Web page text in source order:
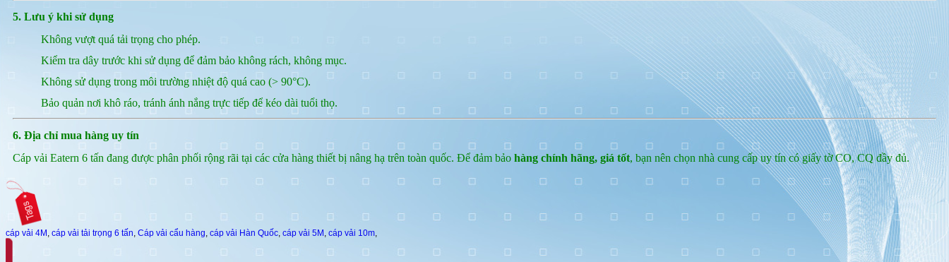
5. Lưu ý khi sử dụng
Không vượt quá tải trọng cho phép.
Kiểm tra dây trước khi sử dụng để đảm bảo không rách, không mục.
Không sử dụng trong môi trường nhiệt độ quá cao (> 90°C).
Bảo quản nơi khô ráo, tránh ánh nắng trực tiếp để kéo dài tuổi thọ.
6. Địa chỉ mua hàng uy tín
Cáp vải Eatern 6 tấn đang được phân phối rộng rãi tại các cửa hàng thiết bị nâng hạ trên toàn quốc. Để đảm bảo hàng chính hãng, giá tốt, bạn nên chọn nhà cung cấp uy tín có giấy tờ CO, CQ đầy đủ.
cáp vải 4M cáp vải tải trọng 6 tấn Cáp vải cẩu hàng cáp vải Hàn Quốc cáp vải 5M cáp vải 10m